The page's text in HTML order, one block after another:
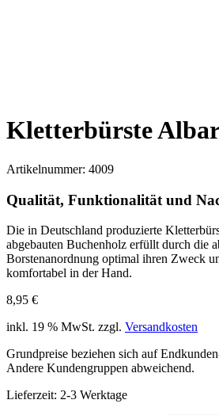
Kletterbürste
Artikelnummer: 4009
Qualität, Funktionalität und
Die in Deutschland produzierte
abgebauten Buchenholz erfüllt durch die
Borstenanordnung optimal ihren Zweck
komfortabel in der Hand.
8,95 €
inkl. 19 % MwSt. zzgl. Versandkosten
Grundpreise beziehen sich auf
Andere Kundengruppen abweichend.
Lieferzeit: 2-3 Werktage